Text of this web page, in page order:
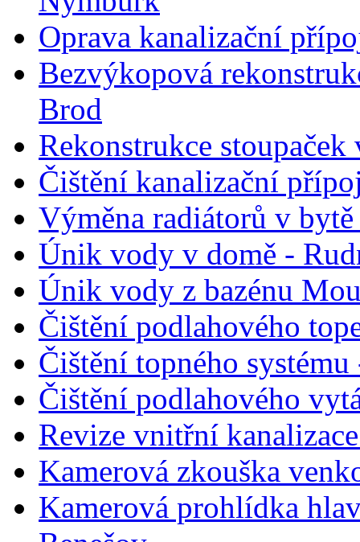
Oprava kanalizační
Bezvýkopová
Brod
Rekonstrukce
Čištění kanalizační
Výměna radiátorů v
Únik vody v domě -
Únik vody z bazénu
Čištění podlahového
Čištění topného
Čištění podlahového
Revize vnitřní
Kamerová zkouška
Kamerová prohlídka